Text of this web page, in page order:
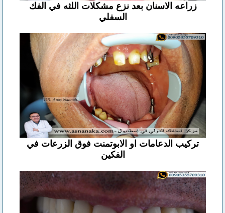
زراعه الاسنان بعد نزع مشكلات اللثه في الفك
السفلي
تركيب الدعامات او الابوتمنت فوق الزرعات في
الفكين